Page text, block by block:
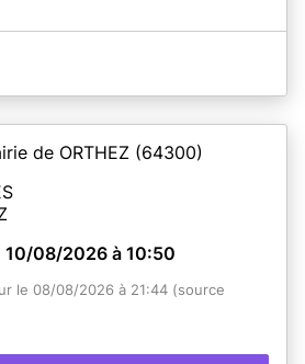
de ORTHEZ (64300)
10/08/2026 à 10:50
le 08/08/2026 à 21:44 (source